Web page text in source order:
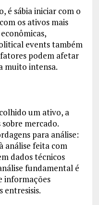
é sábia iniciar com o
os ativos mais
events também
podem afetar
muito intensa.
um ativo, a
mercado.
para análise:
análise feita com
dados técnicos
fundamental é
informações
entresisis.